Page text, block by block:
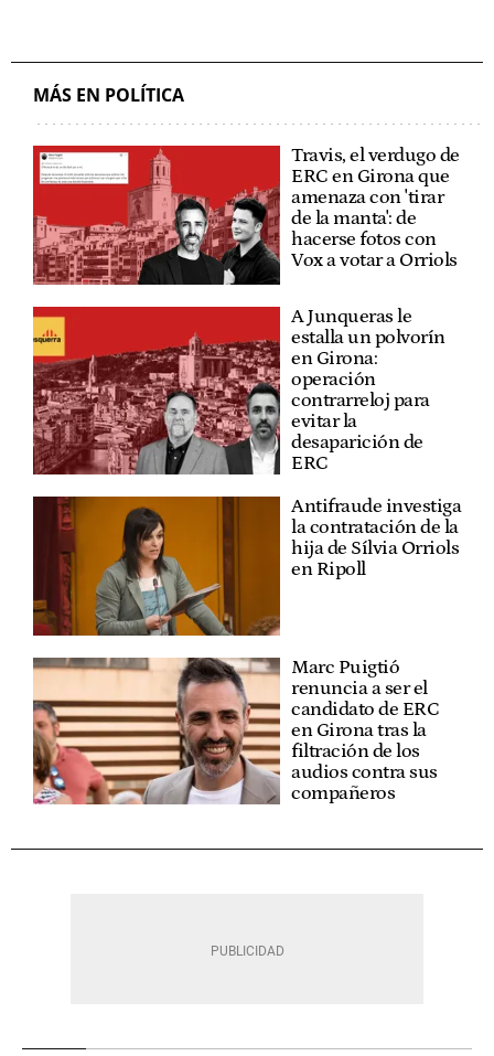
MÁS EN POLÍTICA
Travis, el verdugo de
ERC en Girona que
amenaza con 'tirar
de la manta': de
hacerse fotos con
Vox a votar a Orriols
A Junqueras le
estalla un polvorín
en Girona:
operación
contrarreloj para
evitar la
desaparición de
ERC
Antifraude investiga
la contratación de la
hija de Sílvia Orriols
en Ripoll
Marc Puigtió
renuncia a ser el
candidato de ERC
en Girona tras la
filtración de los
audios contra sus
compañeros